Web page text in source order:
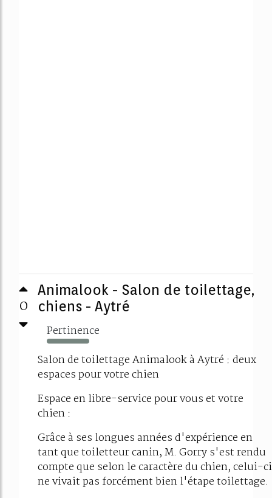
0
Animalook - Salon de toilettage,
chiens - Aytré
Pertinence
483%
Salon de toilettage Animalook à Aytré : deux
espaces pour votre chien
Espace en libre-service pour vous et votre
chien :
Grâce à ses longues années d'expérience en
tant que toiletteur canin, M. Gorry s'est rendu
compte que selon le caractère du chien, celui-ci
ne vivait pas forcément bien l'étape toilettage.